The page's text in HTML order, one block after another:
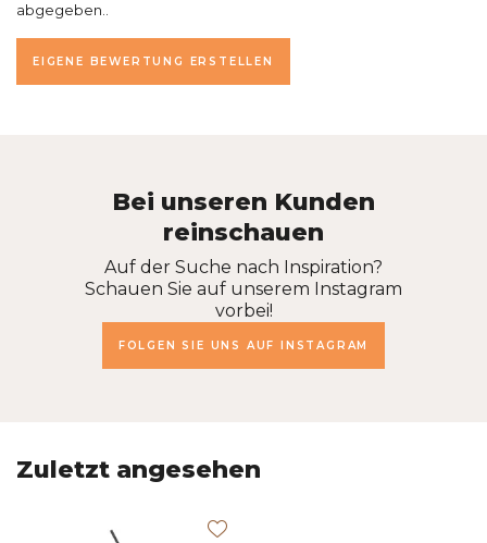
abgegeben..
EIGENE BEWERTUNG ERSTELLEN
Bei unseren Kunden
reinschauen
Auf der Suche nach Inspiration?
Schauen Sie auf unserem Instagram
vorbei!
FOLGEN SIE UNS AUF INSTAGRAM
Zuletzt angesehen